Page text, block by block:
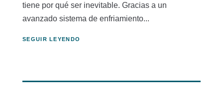
tiene por qué ser inevitable. Gracias a un
avanzado sistema de enfriamiento...
SEGUIR LEYENDO